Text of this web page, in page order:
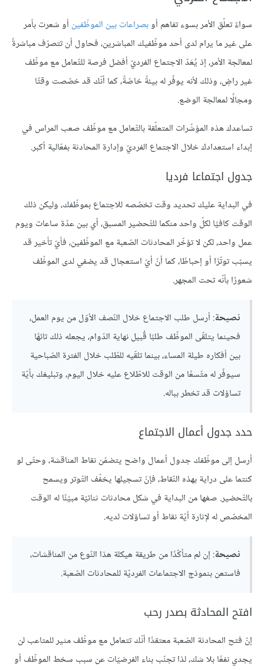
سواءً تعلّق الأمر بسوء تفاهم أوبصراعات بين الموظّفين أو شعرت بأمر
على غير ما يرام لدى أحد موظّفيك المباشرين، فحاول أن تتصرّف مباشرةً
لمعالجة الأمر، إذ يُعَدّ الاجتماع الفرديّ أفضل فرصة للتّعامل مع موظّف
غير راضٍ، وذلك لأنه يوفّر له بيئةً خاصّةً، كما أنّك قد خصّصت وقتًا
ومجالًا لمعالجة الوضع.
تساعدك هذه المؤشّرات المتعلّقة بالتّعامل مع موظّف صعب المراس في
إبداء استعدادك خلال الاجتماع الفرديّ وإدارة المحادثة بفعّالية أكبر.
‏جدول اجتماعا فرديا
في البداية عليك تحديد وقت تخصّصه للاجتماع بموظّفك، وليكن ذلك
الوقت كافيًا لكلّ واحد منكما للتّحضير المسبق، أي بين عدّة ساعات ويوم
عمل واحد، لكن لا تؤخّر المحادثات الصّعبة مع الموظّفين، فأيّ تأخير قد
يسبّب توتّرًا أو إحباطًا، كما أنّ أيّ استعجال قد يضفي لدى الموظّف
شعورًا بأنّه تحت المجهر.
نصيحة: أرسل طلب الاجتماع خلال النّصف الأوّل من يوم العمل،
فحينما يتلقّى الموظّف طلبًا قُبيل نهاية الدّوام، يجعله ذلك تائهًا
بين أفكاره طيلة المساء، بينما تلقّيه للطّلب خلال الفترة الصّباحية
سيوفّر له متّسعًا من الوقت للاطّلاع عليه خلال اليوم، وتبليغك بأيّة
تساؤلات قد تخطر بباله.
‏حدد جدول أعمال الاجتماع
أرسل إلى موظّفك جدول أعمال واضح يتضمّن نقاط المناقشة، وحتّى لو
كنتما على دراية بهذه النّقاط، فإنّ تسجيلها يخفّف التّوتر ويسمح
بالتّحضير. صغها من البداية في شكل محادثات ثنائيّة مبيّنًا له الوقت
المخصّص له لإثارة أيّة نقاط أو تساؤلات لديه.
نصيحة: إن لم متأكّدًا من طريقة هيكلة هذا النّوع من المناقشات،
فاستعن بنموذج الاجتماعات الفرديّة للمحادثات الصّعبة.
‏افتح المحادثة بصدر رحب
إنّ فتح المحادثة الصّعبة معتقدًا أنّك تتعامل مع موظّف مثير للمتاعب لن
يجدي نفعًا بلا شك، لذا تجنّب بناء الفرضيّات عن سبب سخط الموظّف أو